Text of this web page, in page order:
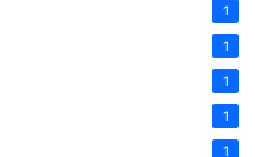
1
1
1
1
1